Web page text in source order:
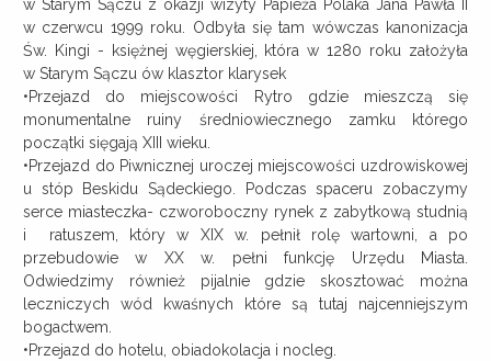
w Starym Sączu z okazji wizyty Papieża Polaka Jana Pawła II
w czerwcu 1999 roku. Odbyła się tam wówczas kanonizacja
Św. Kingi - księżnej węgierskiej, która w 1280 roku założyła
w Starym Sączu ów klasztor klarysek
•Przejazd do miejscowości Rytro gdzie mieszczą się
monumentalne ruiny średniowiecznego zamku którego
początki sięgają XIII wieku.
•Przejazd do Piwnicznej uroczej miejscowości uzdrowiskowej
u stóp Beskidu Sądeckiego. Podczas spaceru zobaczymy
serce miasteczka- czworoboczny rynek z zabytkową studnią
i ratuszem, który w XIX w. pełnił rolę wartowni, a po
przebudowie w XX w. pełni funkcję Urzędu Miasta.
Odwiedzimy również pijalnie gdzie skosztować można
leczniczych wód kwaśnych które są tutaj najcenniejszym
bogactwem.
•Przejazd do hotelu, obiadokolacja i nocleg.